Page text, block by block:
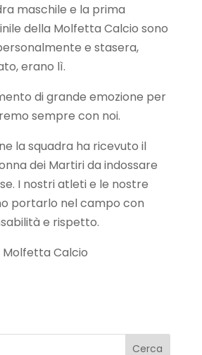
maschile e la prima
della Molfetta Calcio sono
e stasera,
erano lì.
di grande emozione per
sempre con noi.
la squadra ha ricevuto il
dei Martiri da indossare
I nostri atleti e le nostre
portarlo nel campo con
e rispetto.
Calcio